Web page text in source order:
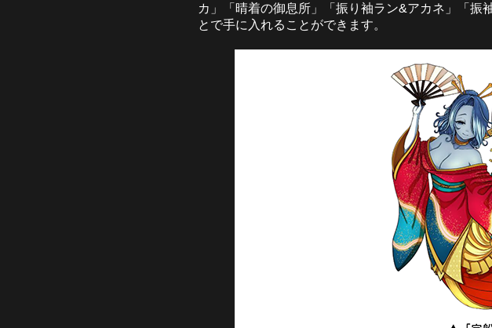
カ」「晴着の御息所」「振り袖ラン&アカネ」「振
とで手に入れることができます。